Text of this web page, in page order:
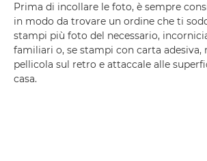
Prima di incollare le foto, è sempre
in modo da trovare un ordine che ti
stampi più foto del necessario,
familiari o, se stampi con carta adesiva,
pellicola sul retro e attaccale alle
casa.